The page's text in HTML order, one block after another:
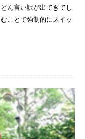
ん言い訳が出てきてし
ことで強制的にスイッ